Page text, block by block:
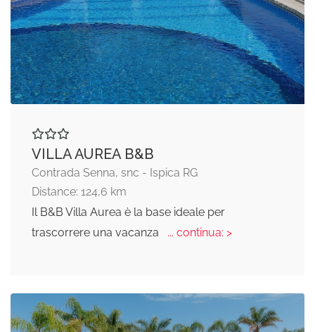
VILLA AUREA B&B
Contrada Senna, snc - Ispica RG
Distance: 124,6 km
Il B&B Villa Aurea è la base ideale per
trascorrere una vacanza
... continua: >